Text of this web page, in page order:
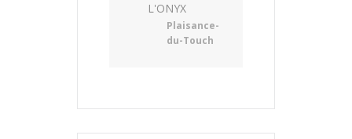
L'ONYX
Plaisance-
du-Touch